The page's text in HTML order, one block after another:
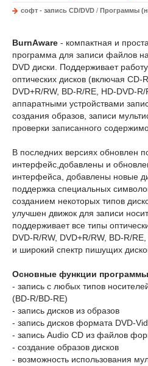
софт - запись CD/DVD / Программы
BurnAware - компактная и
программа для записи файлов
DVD диски. Поддерживает
оптических дисков (включая CD-
DVD+R/RW, BD-R/RE, HD-DVD-
аппаратными устройствами
создания образов, записи
проверки записанного
В последних версиях обновлен
интерфейс,добавлены и
интерфейса, добавлены новые
поддержка специальных
созданием некоторых типов
улучшен движок для записи
поддерживает все типы
DVD-R/RW, DVD+R/RW, BD-R/
и широкий спектр пишущих
Основные функции
- запись с любых типов
(BD-R/BD-RE)
- запись дисков из образов
- запись дисков формата DVD-
- запись Audio CD из файлов
- создание образов дисков
- возможность использования